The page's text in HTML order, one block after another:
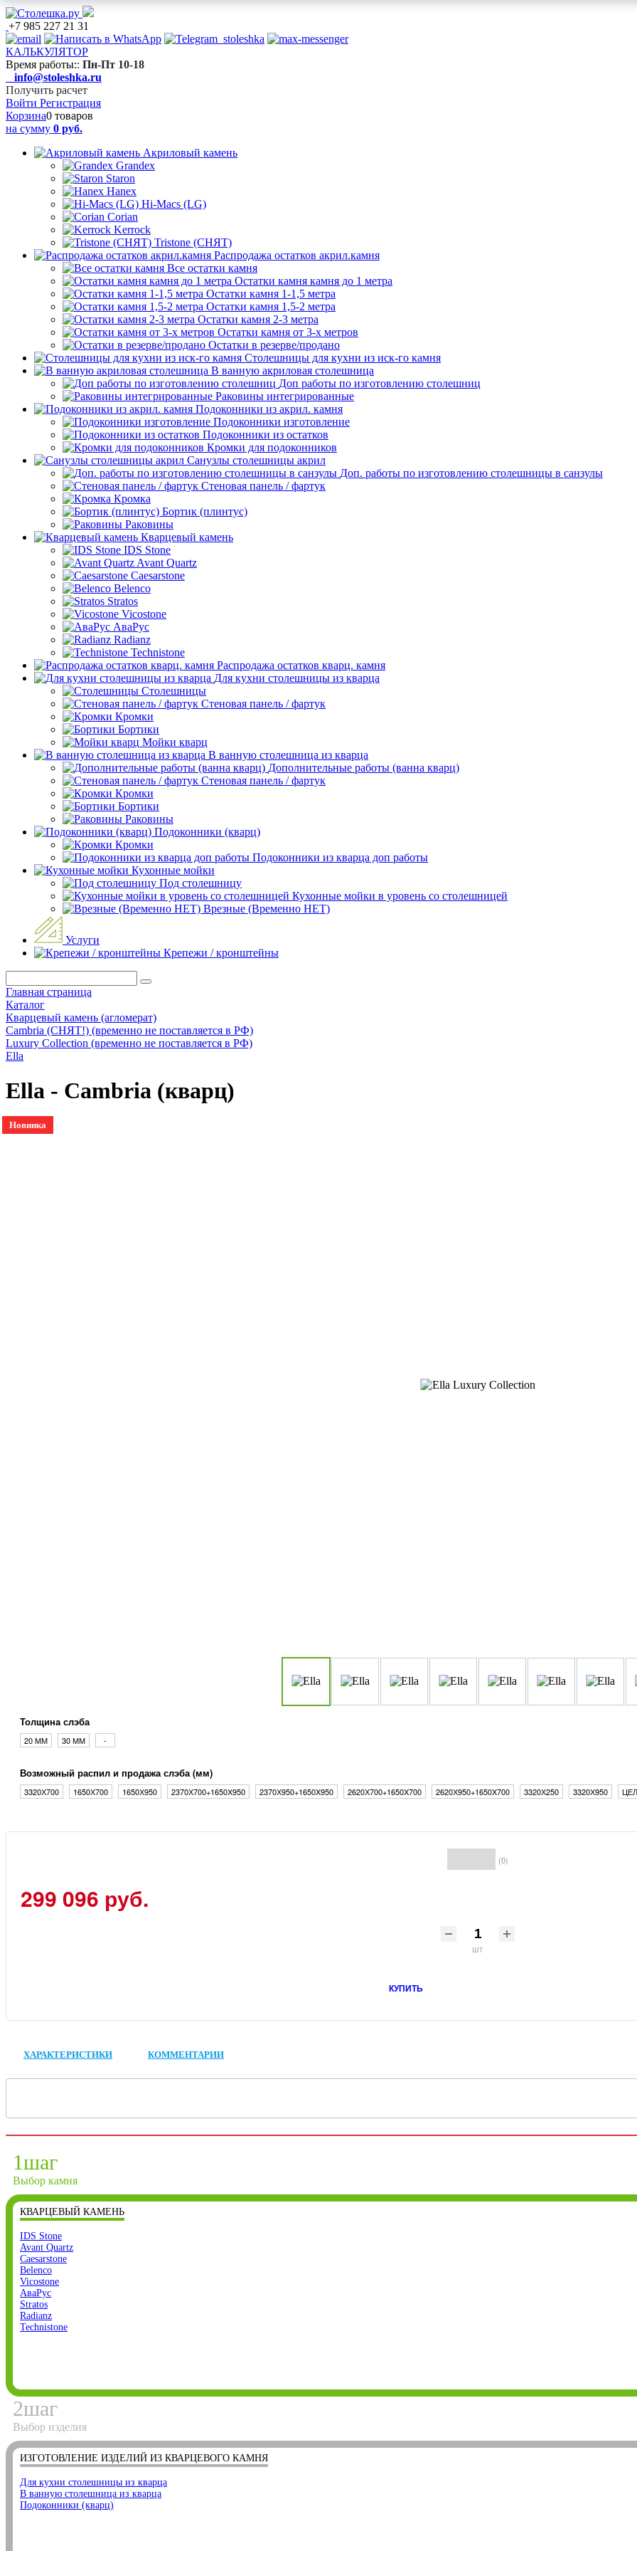
+7 985 227 21 31
КАЛЬКУЛЯТОР
Время работы:: Пн-Пт 10-18
info@stoleshka.ru
Получить расчет
Войти Регистрация
Корзина0 товаров
на сумму 0 руб.
Акриловый камень
Grandex
Staron
Hanex
Hi-Macs (LG)
Corian
Kerrock
Tristone (СНЯТ)
Распродажа остатков акрил.камня
Все остатки камня
Остатки камня камня до 1 метра
Остатки камня 1-1,5 метра
Остатки камня 1,5-2 метра
Остатки камня 2-3 метра
Остатки камня от 3-х метров
Остатки в резерве/продано
Столешницы для кухни из иск-го камня
В ванную акриловая столешница
Доп работы по изготовлению столешниц
Раковины интегрированные
Подоконники из акрил. камня
Подоконники изготовление
Подоконники из остатков
Кромки для подоконников
Санузлы столешницы акрил
Доп. работы по изготовлению столешницы в санзулы
Стеновая панель / фартук
Кромка
Бортик (плинтус)
Раковины
Кварцевый камень
IDS Stone
Avant Quartz
Caesarstone
Belenco
Stratos
Vicostone
АваРус
Radianz
Technistone
Распродажа остатков кварц. камня
Для кухни столешницы из кварца
Столешницы
Стеновая панель / фартук
Кромки
Бортики
Мойки кварц
В ванную столешница из кварца
Дополнительные работы (ванна кварц)
Стеновая панель / фартук
Кромки
Бортики
Раковины
Подоконники (кварц)
Кромки
Подоконники из кварца доп работы
Кухонные мойки
Под столешницу
Кухонные мойки в уровень со столешницей
Врезные (Временно НЕТ)
Услуги
Крепежи / кронштейны
Главная страница
Каталог
Кварцевый камень (агломерат)
Cambria (СНЯТ!) (временно не поставляется в РФ)
Luxury Collection (временно не поставляется в РФ)
Ella
Ella - Cambria (кварц)
Новинка
Толщина слэба
20 ММ 30 ММ -
Возможный распил и продажа слэба (мм)
3320Х700 1650Х700 1650Х950 2370Х700+1650X950 2370Х950+1650X950 2620Х700+1650X700 2620Х950+1650X700 3320Х250 3320Х950
(0)
299 096 руб.
шт
КУПИТЬ
ХАРАКТЕРИСТИКИ КОММЕНТАРИИ
1шаг
Выбор камня
КВАРЦЕВЫЙ КАМЕНЬ
IDS Stone
Avant Quartz
Caesarstone
Belenco
Vicostone
АваРус
Stratos
Radianz
Technistone
2шаг
Выбор изделия
ИЗГОТОВЛЕНИЕ ИЗДЕЛИЙ ИЗ КВАРЦЕВОГО КАМНЯ
Для кухни столешницы из кварца
В ванную столешница из кварца
Подоконники (кварц)